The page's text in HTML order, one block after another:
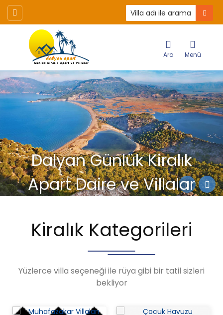
Ara Menü
Dalyan Günlük Kiralık
Apart Daire ve Villalar
Kiralık Kategorileri
Yüzlerce villa seçeneği ile rüya gibi bir tatil sizleri
bekliyor